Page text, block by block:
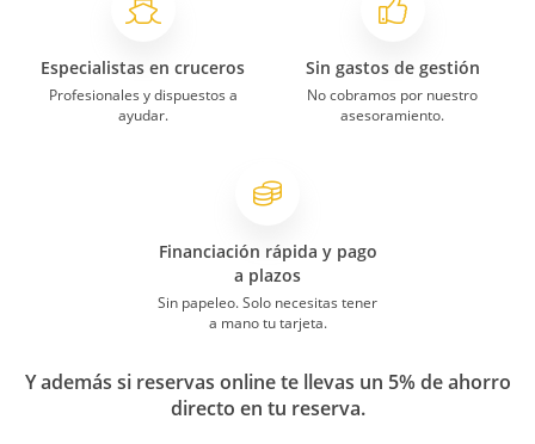
Especialistas en cruceros
Profesionales y dispuestos a
ayudar.
Sin gastos de gestión
No cobramos por nuestro
asesoramiento.
Financiación rápida y pago
a plazos
Sin papeleo. Solo necesitas tener
a mano tu tarjeta.
Y además si reservas online te llevas un 5% de ahorro
directo en tu reserva.